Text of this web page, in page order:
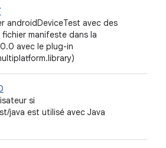
androidDeviceTest avec des
manifeste dans la
avec le plug-in
si
java est utilisé avec Java